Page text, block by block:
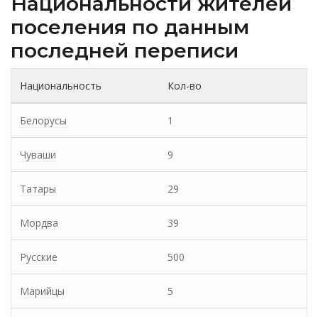
поселения по данным
последней переписи
Национальность Кол-во
Белорусы 1
Чуваши 9
Татары 29
Мордва 39
Русские 500
Марийцы 5